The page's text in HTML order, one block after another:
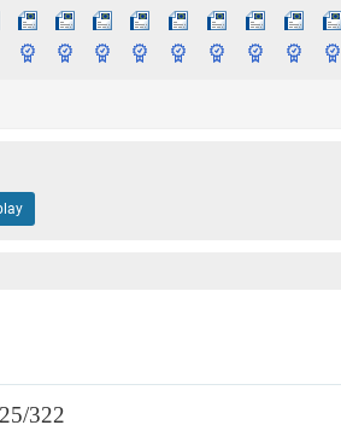
322